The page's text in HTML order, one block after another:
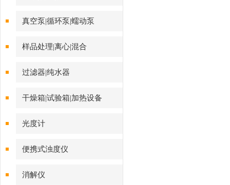
真空泵|循环泵|蠕动泵
样品处理|离心|混合
过滤器|纯水器
干燥箱|试验箱|加热设备
光度计
便携式浊度仪
消解仪